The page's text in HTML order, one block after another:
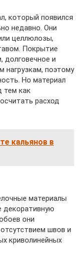
который появился
недавно. Они
целлюлозы,
Покрытие
долговечное и
нагрузкам, поэтому
Но материал
тем как
расход
кальянов в
материалы
декоративную
они
швов и
криволинейных